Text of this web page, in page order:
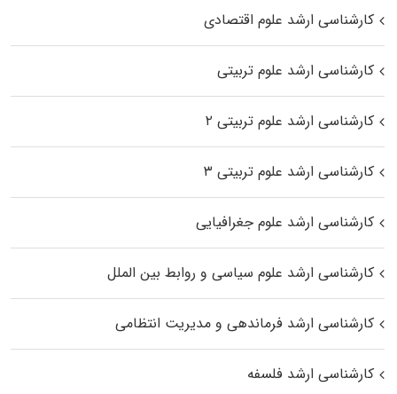
کارشناسی ارشد علوم اقتصادی
کارشناسی ارشد علوم تربیتی
کارشناسی ارشد علوم تربیتی ۲
کارشناسی ارشد علوم تربیتی ۳
کارشناسی ارشد علوم جغرافیایی
کارشناسی ارشد علوم سیاسی و روابط بین الملل
کارشناسی ارشد فرماندهی و مدیریت انتظامی
کارشناسی ارشد فلسفه